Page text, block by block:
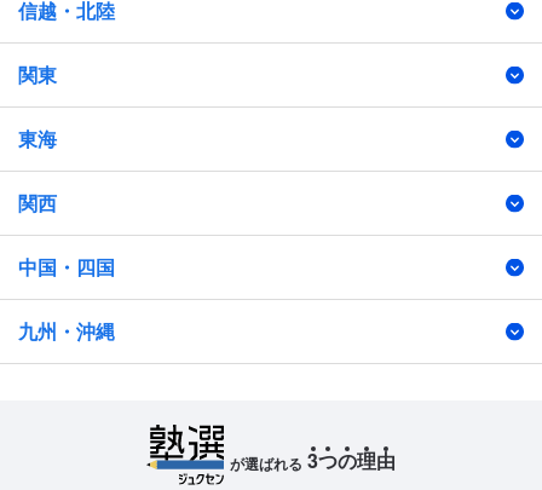
信越・北陸
関東
東海
関西
中国・四国
九州・沖縄
が選ばれる 3つの理由